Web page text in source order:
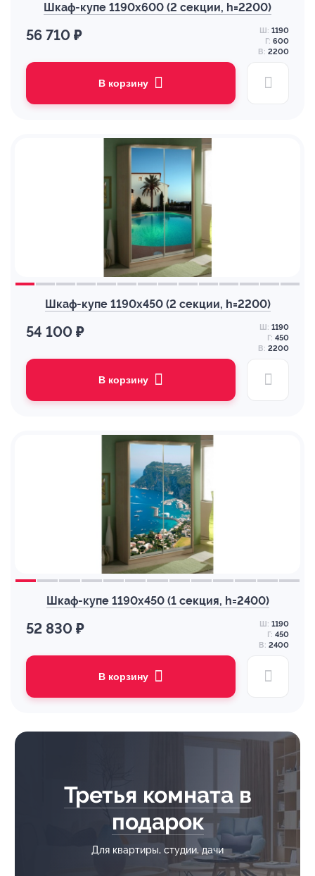
Шкаф-купе 1190х600 (2 секции, h=2200)
56 710 ₽ Ш: 1190
Г: 600
В: 2200
В корзину
Шкаф-купе 1190х450 (2 секции, h=2200)
54 100 ₽ Ш: 1190
Г: 450
В: 2200
В корзину
Шкаф-купе 1190х450 (1 секция, h=2400)
52 830 ₽ Ш: 1190
Г: 450
В: 2400
В корзину
Третья комната в
подарок
Для квартиры, студии, дачи